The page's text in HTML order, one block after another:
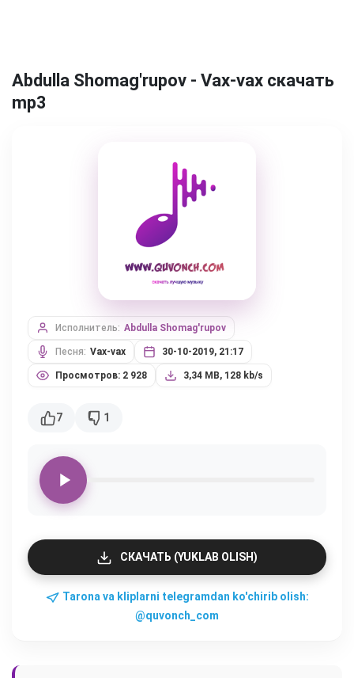
Abdulla Shomag'rupov - Vax-vax скачать
mp3
Исполнитель: Abdulla Shomag'rupov
Песня: Vax-vax 30-10-2019, 21:17
Просмотров: 2 928 3,34 MB, 128 kb/s
7 1
СКАЧАТЬ (YUKLAB OLISH)
Tarona va kliplarni telegramdan ko'chirib olish:
@quvonch_com